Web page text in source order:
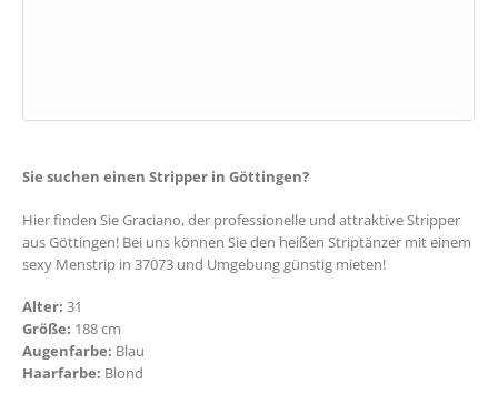
Sie suchen einen Stripper in Göttingen?
Hier finden Sie Graciano, der professionelle und attraktive Stripper
aus Göttingen! Bei uns können Sie den heißen Striptänzer mit einem
sexy Menstrip in 37073 und Umgebung günstig mieten!
Alter: 31
Größe: 188 cm
Augenfarbe: Blau
Haarfarbe: Blond